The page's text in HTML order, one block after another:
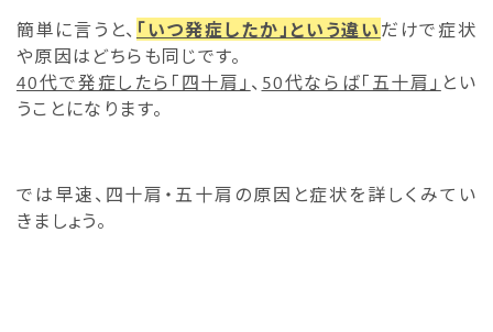
簡単に言うと、 「いつ発症したか」という違いだけで症状
や原因はどちらも同じです。
40代で発症したら「四十肩」 、 50代ならば「五十肩」 とい
うことになります。
では早速、四十肩・五十肩の原因と症状を詳しくみてい
きましょう。